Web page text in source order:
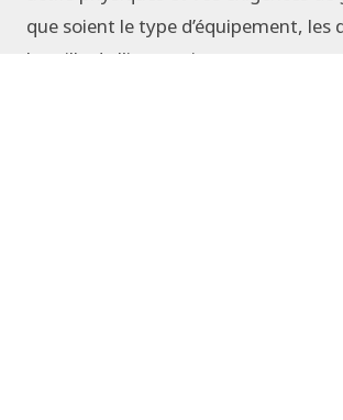
que soient le type d’équipement, les
la taille de l'inventaire.